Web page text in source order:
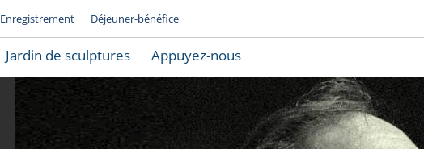
Enregistrement Déjeuner-bénéfice
Jardin de sculptures Appuyez-nous